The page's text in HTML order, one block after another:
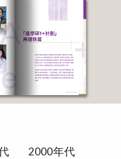
2000年代